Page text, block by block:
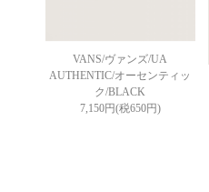
VANS/ヴァンズ/UA
AUTHENTIC/オーセンティッ
ク/BLACK
7,150円(税650円)